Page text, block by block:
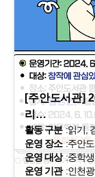
[주안도서관]
리…
활동 구분 :읽기,
운영 장소 :주안
운영 대상 :중학
운영 기관 :인천